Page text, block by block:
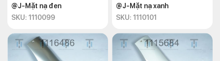
@J-Mặt nạ đen
SKU: 1110099
@J-Mặt nạ xanh
SKU: 1110101